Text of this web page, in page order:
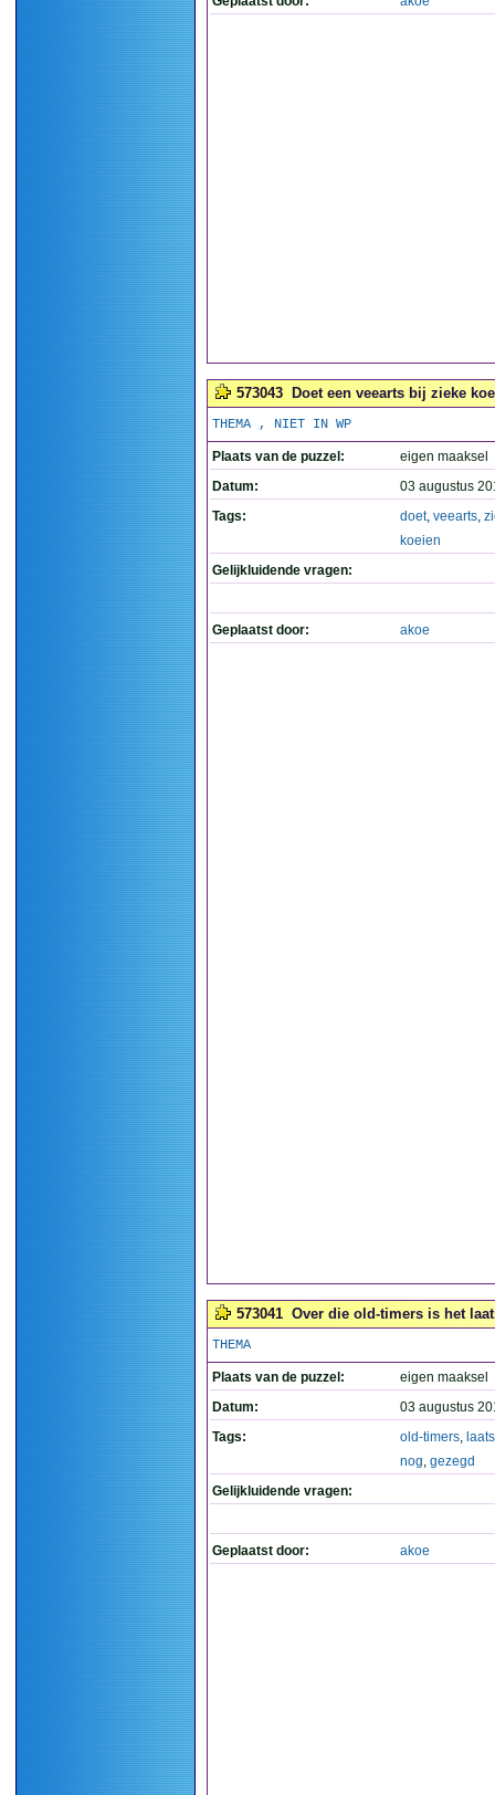
573043 Doet een veearts bij zieke
THEMA , NIET IN WP
Plaats van de puzzel:
eigen maaksel
Datum:
03 augustus
Tags:
doet, veearts,
koeien
Gelijkluidende vragen:
Geplaatst door: akoe
573041 Over die old-timers is het
THEMA
Plaats van de puzzel:
eigen maaksel
Datum:
03 augustus
Tags:
old-timers,
nog, gezegd
Gelijkluidende vragen:
Geplaatst door: akoe